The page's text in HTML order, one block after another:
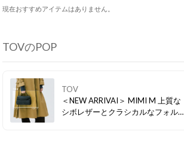
現在おすすめアイテムはありません。
TOVのPOP
TOV
＜NEW ARRIVAI＞ MIMI M 上質な
シボレザーとクラシカルなフォルム